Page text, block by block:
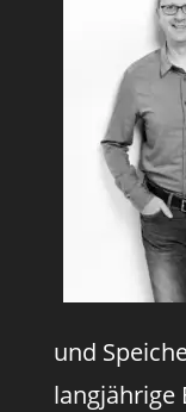
und
langjährige